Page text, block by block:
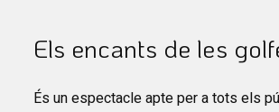
Els encants de les
És un espectacle apte per a tots els